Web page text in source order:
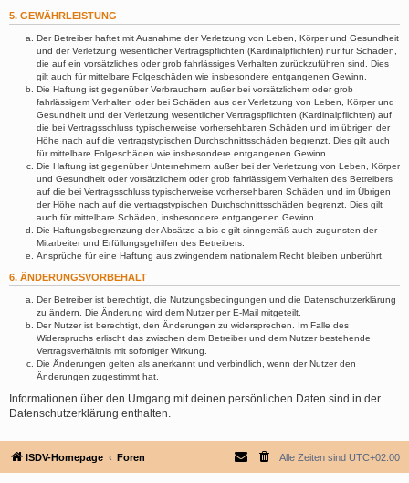
5. GEWÄHRLEISTUNG
Der Betreiber haftet mit Ausnahme der Verletzung von Leben, Körper und Gesundheit
und der Verletzung wesentlicher Vertragspflichten (Kardinalpflichten) nur für Schäden,
die auf ein vorsätzliches oder grob fahrlässiges Verhalten zurückzuführen sind. Dies
gilt auch für mittelbare Folgeschäden wie insbesondere entgangenen Gewinn.
Die Haftung ist gegenüber Verbrauchern außer bei vorsätzlichem oder grob
fahrlässigem Verhalten oder bei Schäden aus der Verletzung von Leben, Körper und
Gesundheit und der Verletzung wesentlicher Vertragspflichten (Kardinalpflichten) auf
die bei Vertragsschluss typischerweise vorhersehbaren Schäden und im übrigen der
Höhe nach auf die vertragstypischen Durchschnittsschäden begrenzt. Dies gilt auch
für mittelbare Folgeschäden wie insbesondere entgangenen Gewinn.
Die Haftung ist gegenüber Unternehmern außer bei der Verletzung von Leben, Körper
und Gesundheit oder vorsätzlichem oder grob fahrlässigem Verhalten des Betreibers
auf die bei Vertragsschluss typischerweise vorhersehbaren Schäden und im Übrigen
der Höhe nach auf die vertragstypischen Durchschnittsschäden begrenzt. Dies gilt
auch für mittelbare Schäden, insbesondere entgangenen Gewinn.
Die Haftungsbegrenzung der Absätze a bis c gilt sinngemäß auch zugunsten der
Mitarbeiter und Erfüllungsgehilfen des Betreibers.
Ansprüche für eine Haftung aus zwingendem nationalem Recht bleiben unberührt.
6. ÄNDERUNGSVORBEHALT
Der Betreiber ist berechtigt, die Nutzungsbedingungen und die Datenschutzerklärung
zu ändern. Die Änderung wird dem Nutzer per E-Mail mitgeteilt.
Der Nutzer ist berechtigt, den Änderungen zu widersprechen. Im Falle des
Widerspruchs erlischt das zwischen dem Betreiber und dem Nutzer bestehende
Vertragsverhältnis mit sofortiger Wirkung.
Die Änderungen gelten als anerkannt und verbindlich, wenn der Nutzer den
Änderungen zugestimmt hat.
Informationen über den Umgang mit deinen persönlichen Daten sind in der
Datenschutzerklärung enthalten.
ISDV-Homepage Foren Alle Zeiten sind UTC+02:00